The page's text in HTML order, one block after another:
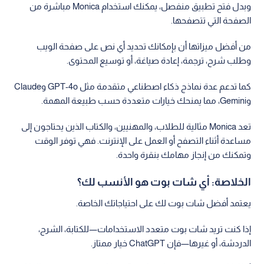
وبدل فتح تطبيق منفصل، يمكنك استخدام Monica مباشرة من
الصفحة التي تتصفحها.
من أفضل ميزاتها أن بإمكانك تحديد أي نص على صفحة الويب
وطلب شرح، ترجمة، إعادة صياغة، أو توسيع المحتوى.
كما تدعم عدة نماذج ذكاء اصطناعي متقدمة مثل GPT-4o وClaude
وGemini، مما يمنحك خيارات متعددة حسب طبيعة المهمة.
تعد Monica مثالية للطلاب، والمهنيين، والكتاب الذين يحتاجون إلى
مساعدة أثناء التصفح أو العمل على الإنترنت. فهي توفر الوقت
وتمكنك من إنجاز مهامك بنقرة واحدة.
الخلاصة: أي شات بوت هو الأنسب لك؟
يعتمد أفضل شات بوت لك على احتياجاتك الخاصة.
إذا كنت تريد شات بوت متعدد الاستخدامات—للكتابة، الشرح،
الدردشة، أو غيرها—فإن ChatGPT خيار ممتاز.